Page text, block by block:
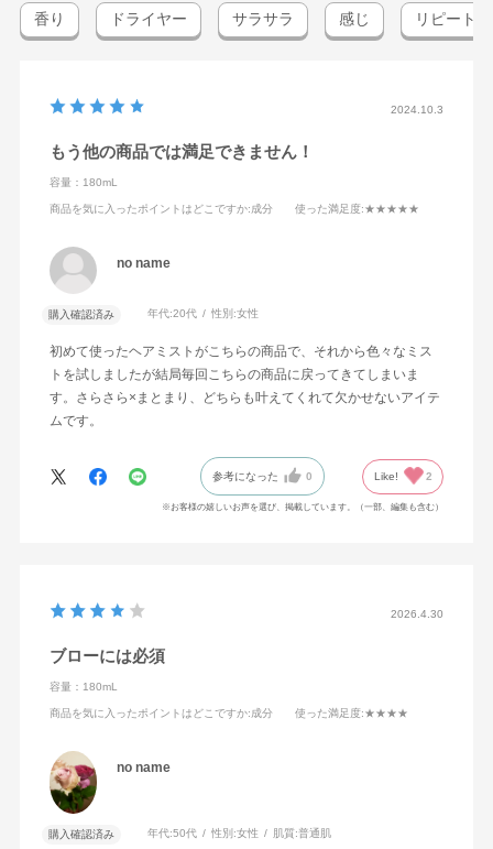
香り ドライヤー サラサラ 感じ リピート
2024.10.3
もう他の商品では満足できません！
容量：180mL
商品を気に入ったポイントはどこですか:成分 使った満足度:★★★★★
no name
購入確認済み 年代:20代 性別:女性
初めて使ったヘアミストがこちらの商品で、それから色々なミス
トを試しましたが結局毎回こちらの商品に戻ってきてしまいま
す。さらさら×まとまり、どちらも叶えてくれて欠かせないアイテ
ムです。
参考になった 0 Like! 2
※お客様の嬉しいお声を選び、掲載しています。（一部、編集も含む）
2026.4.30
ブローには必須
容量：180mL
商品を気に入ったポイントはどこですか:成分 使った満足度:★★★★
no name
購入確認済み 年代:50代 性別:女性 肌質:普通肌